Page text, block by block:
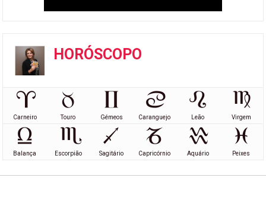
HORÓSCOPO
Carneiro Touro Gémeos Caranguejo Leão Virgem
Balança Escorpião Sagitário Capricórnio Aquário Peixes